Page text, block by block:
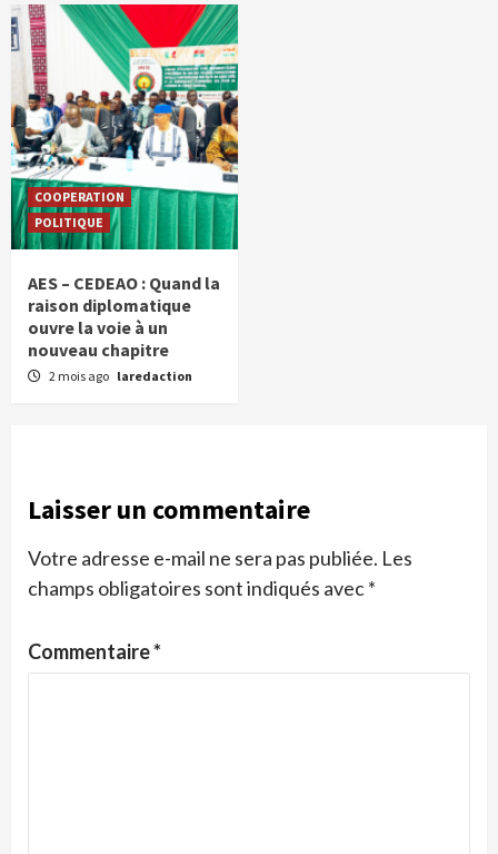
COOPERATION
POLITIQUE
AES – CEDEAO : Quand la
raison diplomatique
ouvre la voie à un
nouveau chapitre
2 mois ago laredaction
Laisser un commentaire
Votre adresse e-mail ne sera pas publiée. Les
champs obligatoires sont indiqués avec*
Commentaire*